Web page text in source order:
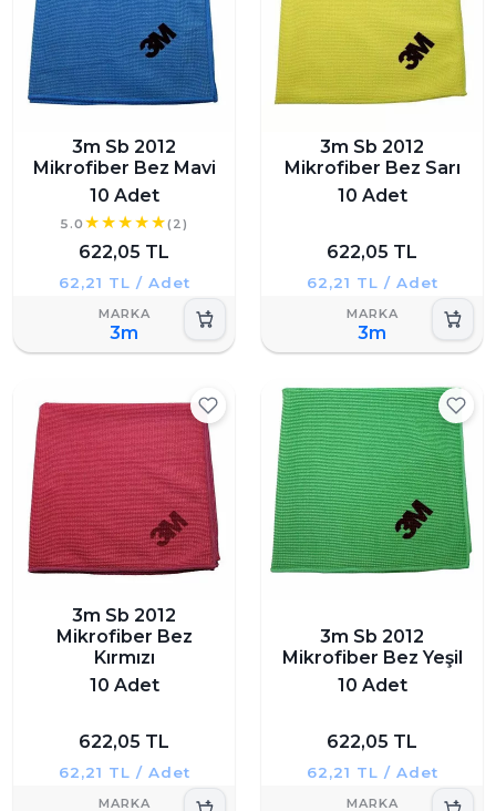
3m Sb 2012
Mikrofiber Bez Mavi
10 Adet
5.0 (2)
622,05 TL
62,21 TL / Adet
3m
3m Sb 2012
Mikrofiber Bez Sarı
10 Adet
622,05 TL
62,21 TL / Adet
3m
3m Sb 2012
Mikrofiber Bez
Kırmızı
10 Adet
622,05 TL
62,21 TL / Adet
3m Sb 2012
Mikrofiber Bez Yeşil
10 Adet
622,05 TL
62,21 TL / Adet